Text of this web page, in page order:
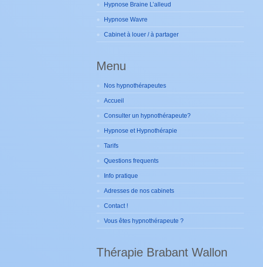
Hypnose Braine L’alleud
Hypnose Wavre
Cabinet à louer / à partager
Menu
Nos hypnothérapeutes
Accueil
Consulter un hypnothérapeute?
Hypnose et Hypnothérapie
Tarifs
Questions frequents
Info pratique
Adresses de nos cabinets
Contact !
Vous êtes hypnothérapeute ?
Thérapie Brabant Wallon